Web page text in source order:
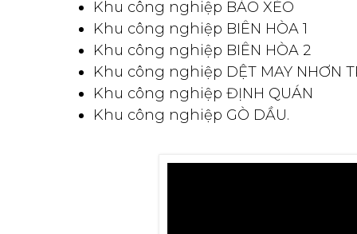
thanh ánh sáng chuyên nghiệp tại Đồng Nai.
Hòa. Hoàng Sa Việt còn có các đối tác
khách như: Công ty âm thanh ánh sáng 161.
động lâu năm và vững chắc tại Đồng Nai và
kể cả với những thiết bị dù là nhỏ nhất. Với
cấp quen thuộc cho các tập đoàn. Tổng công